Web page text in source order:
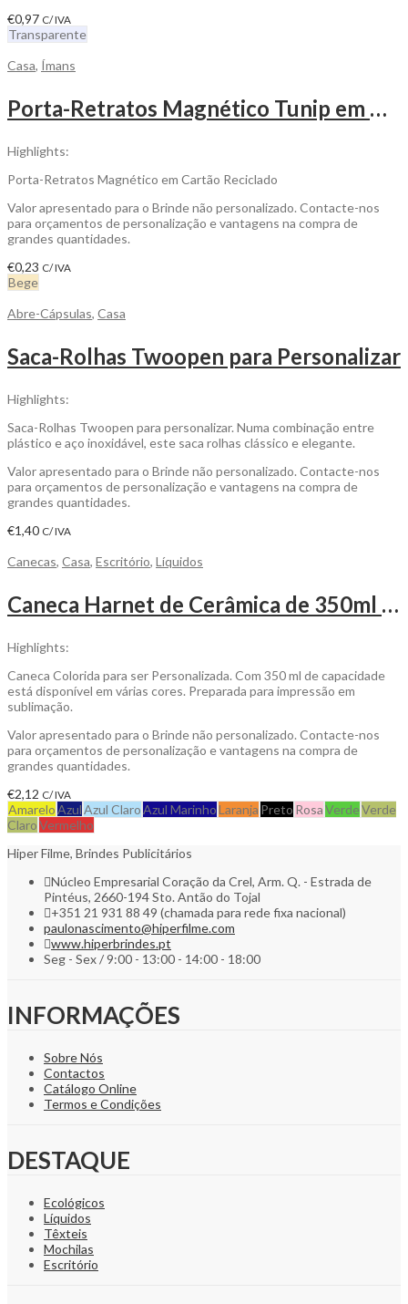
€0,97 C/ IVA
Transparente
Casa, Ímans
Porta-Retratos Magnético Tunip em Cartão Reciclado para Personalizar
Highlights:
Porta-Retratos Magnético em Cartão Reciclado
Valor apresentado para o Brinde não personalizado. Contacte-nos
para orçamentos de personalização e vantagens na compra de
grandes quantidades.
€0,23 C/ IVA
Bege
Abre-Cápsulas, Casa
Saca-Rolhas Twoopen para Personalizar
Highlights:
Saca-Rolhas Twoopen para personalizar. Numa combinação entre
plástico e aço inoxidável, este saca rolhas clássico e elegante.
Valor apresentado para o Brinde não personalizado. Contacte-nos
para orçamentos de personalização e vantagens na compra de
grandes quantidades.
€1,40 C/ IVA
Canecas, Casa, Escritório, Líquidos
Caneca Harnet de Cerâmica de 350ml Colorida para Personalizar
Highlights:
Caneca Colorida para ser Personalizada. Com 350 ml de capacidade
está disponível em várias cores. Preparada para impressão em
sublimação.
Valor apresentado para o Brinde não personalizado. Contacte-nos
para orçamentos de personalização e vantagens na compra de
grandes quantidades.
€2,12 C/ IVA
AmareloAzulAzul ClaroAzul MarinhoLaranja Preto RosaVerdeVerde
ClaroVermelho
Hiper Filme, Brindes Publicitários
Núcleo Empresarial Coração da Crel, Arm. Q. - Estrada de
Pintéus, 2660-194 Sto. Antão do Tojal
+351 21 931 88 49 (chamada para rede fixa nacional)
paulonascimento@hiperfilme.com
www.hiperbrindes.pt
Seg - Sex / 9:00 - 13:00 - 14:00 - 18:00
INFORMAÇÕES
Sobre Nós
Contactos
Catálogo Online
Termos e Condições
DESTAQUE
Ecológicos
Líquidos
Têxteis
Mochilas
Escritório